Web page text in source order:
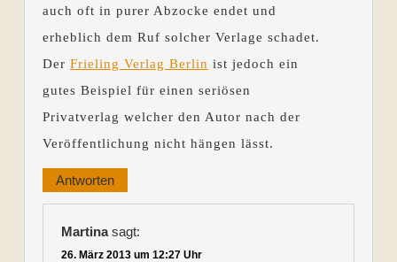
auch oft in purer Abzocke endet und
erheblich dem Ruf solcher Verlage schadet.
Der Frieling Verlag Berlin ist jedoch ein
gutes Beispiel für einen seriösen
Privatverlag welcher den Autor nach der
Veröffentlichung nicht hängen lässt.
Antworten
Martina sagt:
26. März 2013 um 12:27 Uhr